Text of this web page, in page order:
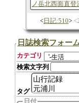
ノ岳北西面直登
日記:510
日誌検索フォー
カテゴリ
検索文字列
タグ
日付